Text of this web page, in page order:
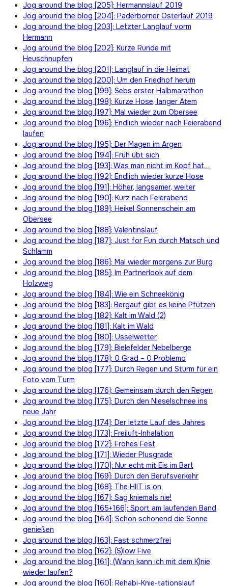
Jog around the blog [205]: Hermannslauf 2019
Jog around the blog [204]: Paderborner Osterlauf 2019
Jog around the blog [203]: Letzter Langlauf vorm
Hermann
Jog around the blog [202]: Kurze Runde mit
Heuschnupfen
Jog around the blog [201]: Langlauf in die Heimat
Jog around the blog [200]: Um den Friedhof herum
Jog around the blog [199]: Sebs erster Halbmarathon
Jog around the blog [198]: Kurze Hose, langer Atem
Jog around the blog [197]: Mal wieder zum Obersee
Jog around the blog [196]: Endlich wieder nach Feierabend
laufen
Jog around the blog [195]: Der Magen im Argen
Jog around the blog [194]: Früh übt sich
Jog around the blog [193]: Was man nicht im Kopf hat…
Jog around the blog [192]: Endlich wieder kurze Hose
Jog around the blog [191]: Höher, langsamer, weiter
Jog around the blog [190]: Kurz nach Feierabend
Jog around the blog [189]: Heikel Sonnenschein am
Obersee
Jog around the blog [188]: Valentinslauf
Jog around the blog [187]: Just for Fun durch Matsch und
Schlamm
Jog around the blog [186]: Mal wieder morgens zur Burg
Jog around the blog [185]: Im Partnerlook auf dem
Holzweg
Jog around the blog [184]: Wie ein Schneekönig
Jog around the blog [183]: Bergauf gibt es keine Pfützen
Jog around the blog [182]: Kalt im Wald (2)
Jog around the blog [181]: Kalt im Wald
Jog around the blog [180]: Usselwetter
Jog around the blog [179]: Bielefelder Nebelberge
Jog around the blog [178]: 0 Grad – 0 Problemo
Jog around the blog [177]: Durch Regen und Sturm für ein
Foto vom Turm
Jog around the blog [176]: Gemeinsam durch den Regen
Jog around the blog [175]: Durch den Nieselschnee ins
neue Jahr
Jog around the blog [174]: Der letzte Lauf des Jahres
Jog around the blog [173]: Freiluft-Inhalation
Jog around the blog [172]: Frohes Fest
Jog around the blog [171]: Wieder Plusgrade
Jog around the blog [170]: Nur echt mit Eis im Bart
Jog around the blog [169]: Durch den Berufsverkehr
Jog around the blog [168]: The HIIT is on
Jog around the blog [167]: Sag kniemals nie!
Jog around the blog [165+166]: Sport am laufenden Band
Jog around the blog [164]: Schön schonend die Sonne
genießen
Jog around the blog [163]: Fast schmerzfrei
Jog around the blog [162]: (S)low Five
Jog around the blog [161]: (Wann kann ich mit dem K)nie
wieder laufen?
Jog around the blog [160]: Rehabi-Knie-tationslauf